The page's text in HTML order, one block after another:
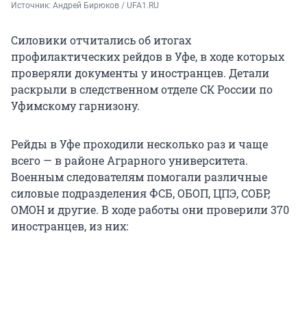
Источник: Андрей Бирюков / UFA1.RU
Силовики отчитались об итогах
профилактических рейдов в Уфе, в ходе которых
проверяли документы у иностранцев. Детали
раскрыли в следственном отделе СК России по
Уфимскому гарнизону.
Рейды в Уфе проходили несколько раз и чаще
всего — в районе Аграрного университета.
Военным следователям помогали различные
силовые подразделения ФСБ, ОБОП, ЦПЭ, СОБР,
ОМОН и другие. В ходе работы они проверили 370
иностранцев, из них: